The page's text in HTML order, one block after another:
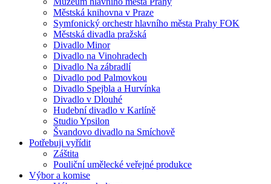
Městská knihovna v Praze
Symfonický orchestr hlavního města Prahy FOK
Městská divadla pražská
Divadlo Minor
Divadlo na Vinohradech
Divadlo Na zábradlí
Divadlo pod Palmovkou
Divadlo Spejbla a Hurvínka
Divadlo v Dlouhé
Hudební divadlo v Karlíně
Studio Ypsilon
Švandovo divadlo na Smíchově
Potřebuji vyřídit
Záštita
Pouliční umělecké veřejné produkce
Výbor a komise